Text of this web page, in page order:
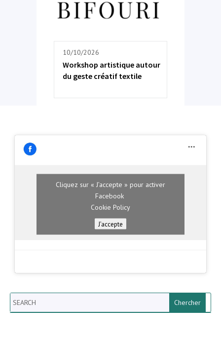
10/10/2026
Workshop artistique autour
du geste créatif textile
Cliquez sur « J’accepte » pour activer
Facebook
Cookie Policy
J’accepte
Search